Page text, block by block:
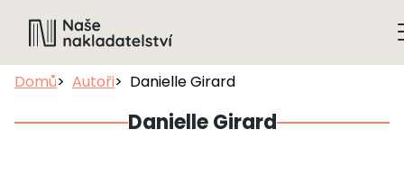
Domů Autoři Danielle Girard
Danielle Girard